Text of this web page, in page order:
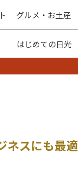
グルメ・お土産
はじめての日光
スにも最適